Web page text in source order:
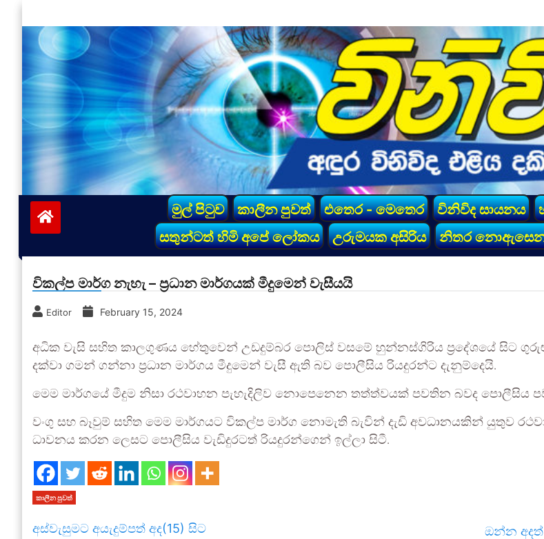
to
content
vinivida.lk
මුල් පිටුව කාලීන පුවත් එතෙර - මෙතෙර විනිවිද සායනය
සතුන්ටත් හිමි අපේ ලෝකය
උරුමයක අසිරිය නිතර
විකල්ප මාර්ග නැහැ – ප්‍රධාන මාර්ගයක් මීදුමෙන් වැසීයයි
Editor February 15, 2024
අධික වැසි සහිත කාලගුණය හේතුවෙන් උඩදුම්බර පොලිස් වසමේ හුන්නස්ගිරිය ප්‍රදේශයේ සිට
දක්වා ගමන් ගන්නා ප්‍රධාන මාර්ගය මීදුමෙන් වැසී ඇති බව පොලීසිය රියදුරන්ට දැනුම්දෙයි.
මෙම මාර්ගයේ මීදුම නිසා රථවාහන පැහැදිලිව නොපෙනෙන තත්ත්වයක් පවතින බවද පොලීසිය
වංගු සහ බෑවුම් සහිත මෙම මාර්ගයට විකල්ප මාර්ග නොමැති බැවින් දැඩි අවධානයකින් යුතුව
ධාවනය කරන ලෙසට පොලීසිය වැඩිදුරටත් රියදුරන්ගෙන් ඉල්ලා සිටී.
කාලීන පුවත්
අස්වැසුමට අයැදුම්පත් අද(15) සිට ඔන්න